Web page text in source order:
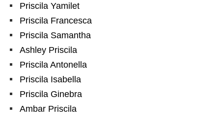
Priscila Yamilet
Priscila Francesca
Priscila Samantha
Ashley Priscila
Priscila Antonella
Priscila Isabella
Priscila Ginebra
Ambar Priscila